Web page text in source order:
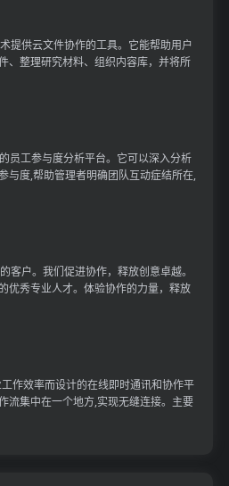
提供云文件协作的工具。它能帮助用户
、整理研究材料、组织内容库，并将所
员工参与度分析平台。它可以深入分析
与度,帮助管理者明确团队互动症结所在,
客户。我们促进协作，释放创意卓越。
优秀专业人才。体验协作的力量，释放
作效率而设计的在线即时通讯和协作平
流集中在一个地方,实现无缝连接。主要